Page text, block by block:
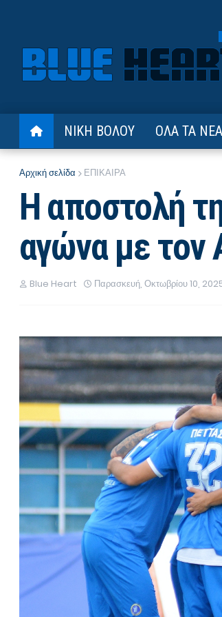
ΝΙΚΗ ΒΟΛΟΥ ΟΛΑ ΤΑ ΝΕΑ
Αρχική σελίδα ΕΠΙΚΑΙΡΑ
Η αποστολή
αγώνα με τον
Blue Heart Παρασκευή, Οκτωβρίου 10,